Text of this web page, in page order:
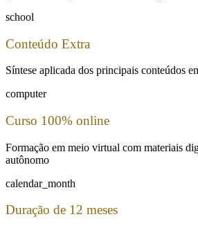
school
Conteúdo Extra
Síntese aplicada dos principais conteúdos
computer
Curso 100% online
Formação em meio virtual com materiais
autônomo
calendar_month
Duração de 12 meses